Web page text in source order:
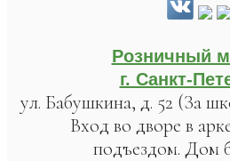
Розничный
г. Санкт-
ул. Бабушкина, д. 52 (За
Вход во дворе в
подъездом. Дом